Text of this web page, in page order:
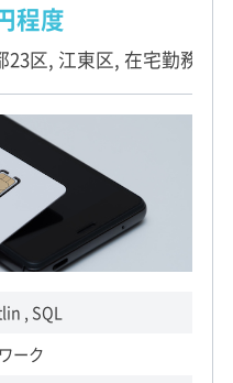
程度
区, 江東区, 在宅勤務
, SQL
ーク